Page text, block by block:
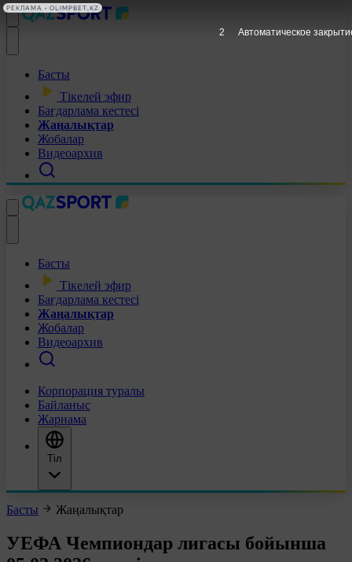
Басты
Тікелей эфир
Бағдарлама кестесі
Жаңалықтар
Жобалар
Видеоархив
Басты
Тікелей эфир
Бағдарлама кестесі
Жаңалықтар
Жобалар
Видеоархив
Корпорация туралы
Байланыс
Жарнама
Тіл
Басты Жаңалықтар
УЕФА Чемпиондар лигасы бойынша
1 Автоматическое
РЕКЛАМА • OLIMPBET.KZ